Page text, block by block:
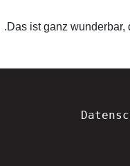
Das ist ganz